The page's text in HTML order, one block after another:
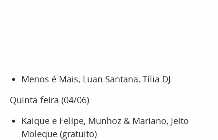
Menos é Mais, Luan Santana, Tília DJ
Quinta-feira (04/06)
Kaique e Felipe, Munhoz & Mariano, Jeito
Moleque (gratuito)